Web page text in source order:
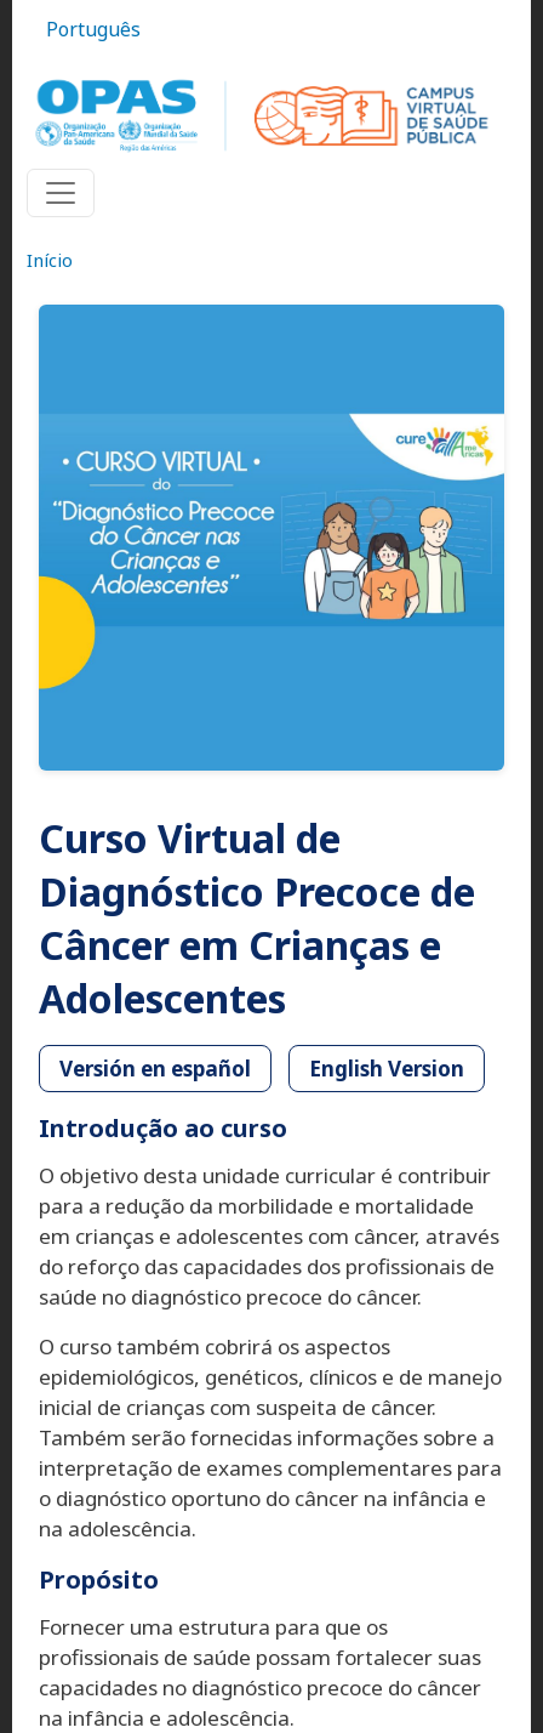
Português
Início
Curso Virtual de
Diagnóstico Precoce de
Câncer em Crianças e
Adolescentes
Versión en español English Version
Introdução ao curso
O objetivo desta unidade curricular é contribuir
para a redução da morbilidade e mortalidade
em crianças e adolescentes com câncer, através
do reforço das capacidades dos profissionais de
saúde no diagnóstico precoce do câncer.
O curso também cobrirá os aspectos
epidemiológicos, genéticos, clínicos e de manejo
inicial de crianças com suspeita de câncer.
Também serão fornecidas informações sobre a
interpretação de exames complementares para
o diagnóstico oportuno do câncer na infância e
na adolescência.
Propósito
Fornecer uma estrutura para que os
profissionais de saúde possam fortalecer suas
capacidades no diagnóstico precoce do câncer
na infância e adolescência.